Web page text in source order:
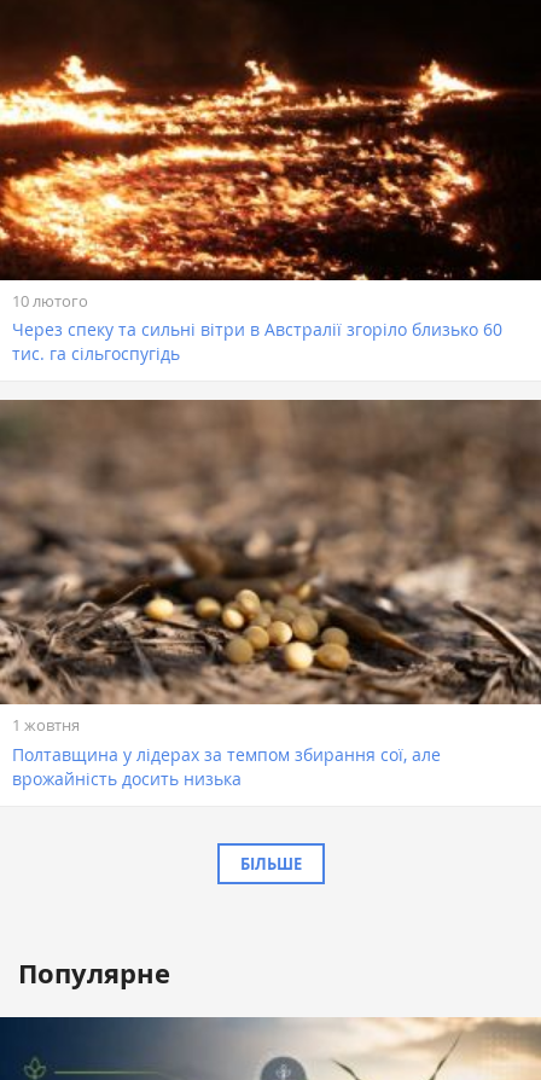
10 лютого
Через спеку та сильні вітри в Австралії згоріло близько 60
тис. га сільгоспугідь
1 жовтня
Полтавщина у лідерах за темпом збирання сої, але
врожайність досить низька
БІЛЬШЕ
Популярне